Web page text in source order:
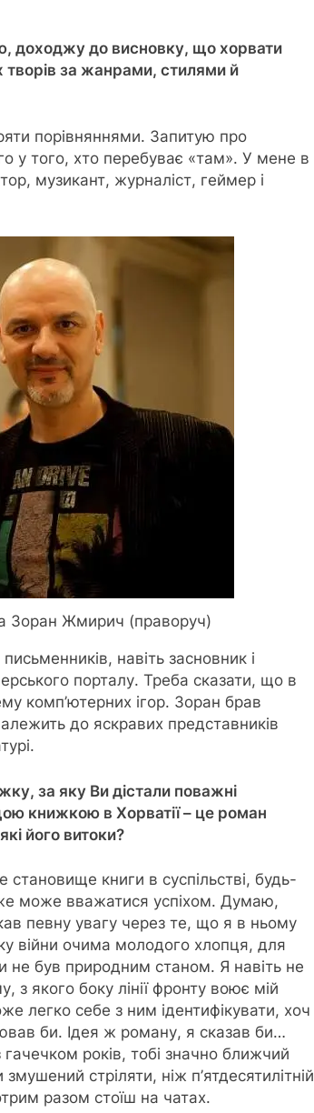
доходжу до висновку, що хорвати
творів за жанрами, стилями й
порівняннями. Запитую про
у того, хто перебуває «там». У мене в
музикант, журналіст, геймер і
Зоран Жмирич (праворуч)
навіть засновник і
порталу. Треба сказати, що в
комп’ютерних ігор. Зоран брав
до яскравих представників
за яку Ви дістали поважні
книжкою в Хорватії – це роман
його витоки?
становище книги в суспільстві, будь-
може вважатися успіхом. Думаю,
певну увагу через те, що я в ньому
війни очима молодого хлопця, для
не був природним станом. Я навіть не
з якого боку лінії фронту воює мій
легко себе з ним ідентифікувати, хоч
би. Ідея ж роману, я сказав би…
років, тобі значно ближчий
стріляти, ніж п’ятдесятилітній
разом стоїш на чатах.